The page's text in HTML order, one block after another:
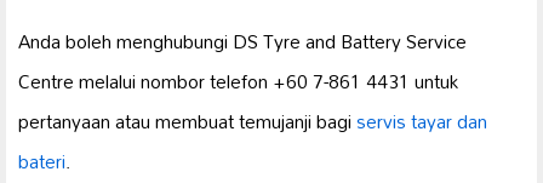
Anda boleh menghubungi DS Tyre and Battery Service
Centre melalui nombor telefon +60 7-861 4431 untuk
pertanyaan atau membuat temujanji bagiservis tayar dan
bateri.